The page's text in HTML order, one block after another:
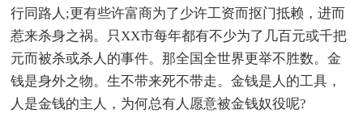
行同路人;更有些许富商为了少许工资而抠门抵赖，进而
惹来杀身之祸。只XX市每年都有不少为了几百元或千把
元而被杀或杀人的事件。那全国全世界更举不胜数。金
钱是身外之物。生不带来死不带走。金钱是人的工具，
人是金钱的主人，为何总有人愿意被金钱奴役呢?